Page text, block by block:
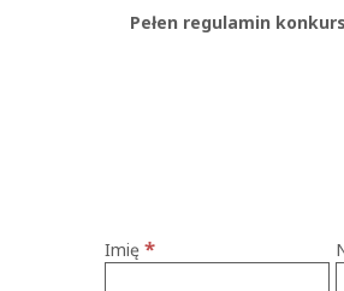
Pełen regulamin
Imię *